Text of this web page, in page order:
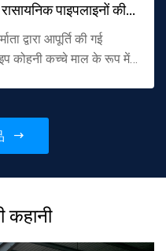
पाइपलाइनों की
द्वारा आपूर्ति की गई
कोहनी कच्चे माल के रूप में
कोण डिजाइन, CPपाइप स...